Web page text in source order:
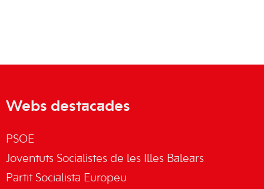
Webs destacades
PSOE
Joventuts Socialistes de les Illes Balears
Partit Socialista Europeu